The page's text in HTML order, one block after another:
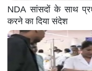
NDA सांसदों के साथ
करने का दिया संदेश